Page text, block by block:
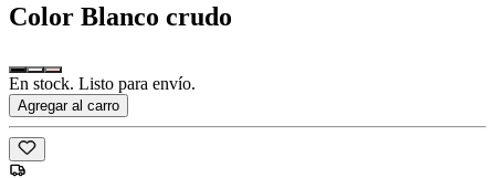
Color Blanco crudo
En stock. Listo para envío.
Agregar al carro